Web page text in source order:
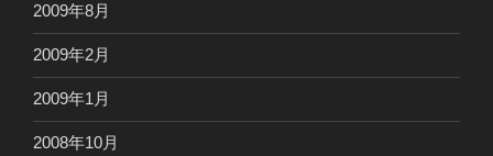
2009年8月
2009年2月
2009年1月
2008年10月